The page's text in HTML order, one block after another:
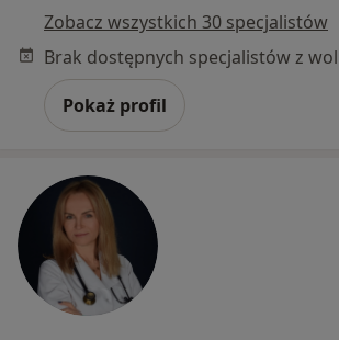
Zobacz wszystkich 30 specjalistów
Pokaż profil